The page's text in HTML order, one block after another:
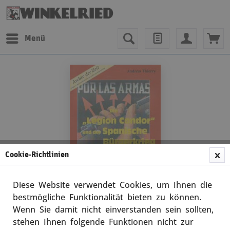
Menü
Andreas Thierry
Cookie-Richtlinien
Diese Website verwendet Cookies, um Ihnen die
bestmögliche Funktionalität bieten zu können.
Wenn Sie damit nicht einverstanden sein sollten,
stehen Ihnen folgende Funktionen nicht zur